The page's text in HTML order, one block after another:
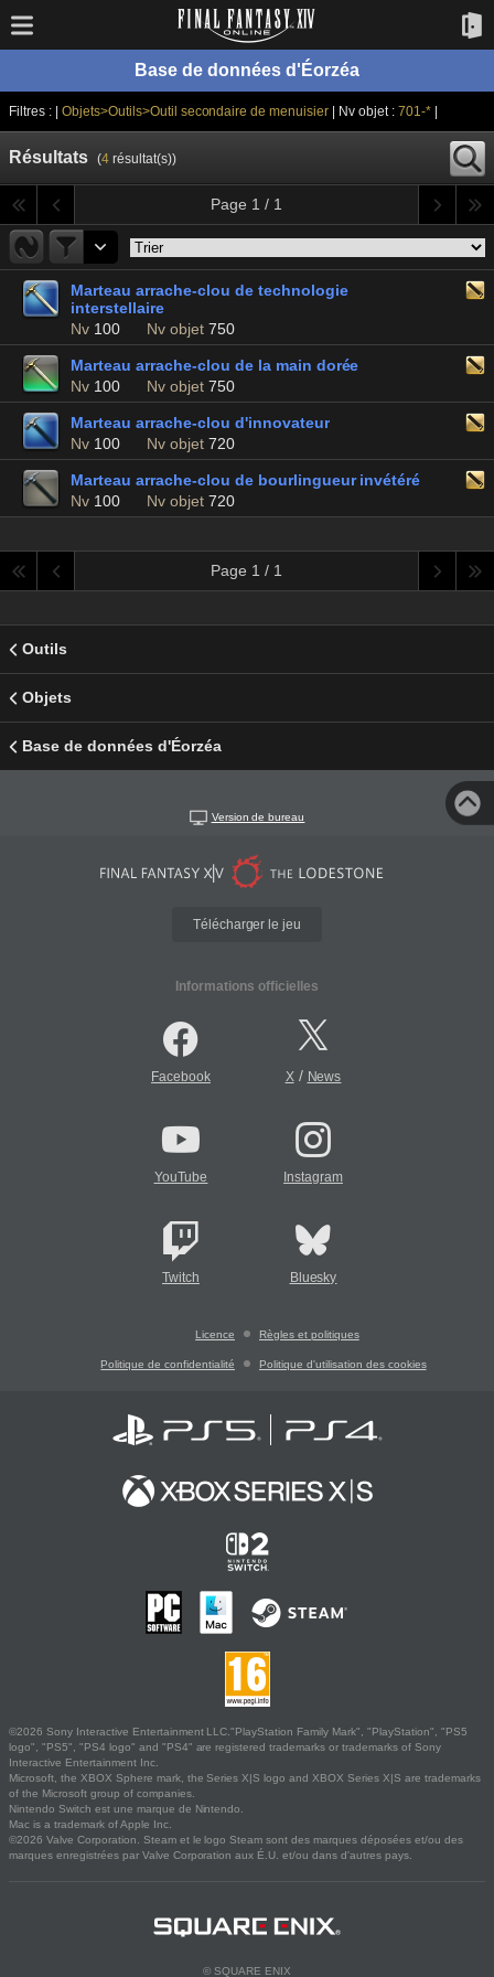
Base de données d'Éorzéa
Filtres : | Objets>Outils>Outil secondaire de menuisier | Nv objet : 701-*|
Résultats (4résultat(s))
Page 1 / 1
Marteau arrache-clou de technologie
interstellaire
Nv 100 Nv objet 750
Marteau arrache-clou de la main dorée
Nv 100 Nv objet 750
Marteau arrache-clou d'innovateur
Nv 100 Nv objet 720
Marteau arrache-clou de bourlingueur invétéré
Nv 100 Nv objet 720
Page 1 / 1
Outils
Objets
Base de données d'Éorzéa
Version de bureau
Télécharger le jeu
Informations officielles
Facebook X/ News
YouTube Instagram
Twitch Bluesky
Licence Règles et politiques
Politique de confidentialité Politique d'utilisation des cookies
©2026 Sony Interactive Entertainment LLC."PlayStation Family Mark", "PlayStation", "PS5
logo", "PS5", "PS4 logo" and "PS4" are registered trademarks or trademarks of Sony
Interactive Entertainment Inc.
Microsoft, the XBOX Sphere mark, the Series X|S logo and XBOX Series X|S are trademarks
of the Microsoft group of companies.
Nintendo Switch est une marque de Nintendo.
Mac is a trademark of Apple Inc.
©2026 Valve Corporation. Steam et le logo Steam sont des marques déposées et/ou des
marques enregistrées par Valve Corporation aux É.U. et/ou dans d'autres pays.
© SQUARE ENIX